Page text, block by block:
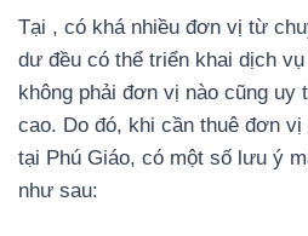
Tại , có khá nhiều đơn vị từ
dư đều có thể triển khai dịch
không phải đơn vị nào cũng uy
cao. Do đó, khi cần thuê đơn
tại Phú Giáo, có một số lưu ý
như sau: